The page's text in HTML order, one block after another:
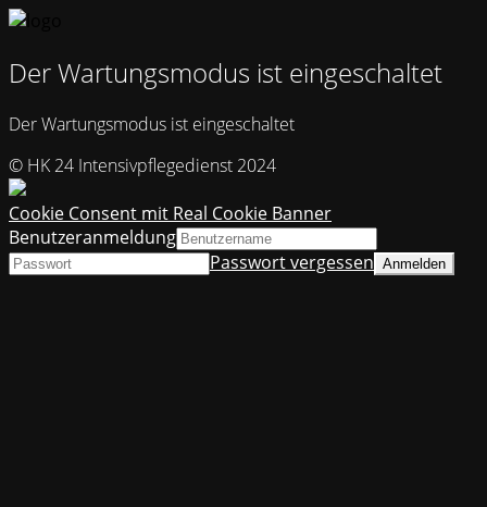
Der Wartungsmodus ist eingeschaltet
Der Wartungsmodus ist eingeschaltet
© HK 24 Intensivpflegedienst 2024
Cookie Consent mit Real Cookie Banner
Benutzeranmeldung
Passwort vergessen